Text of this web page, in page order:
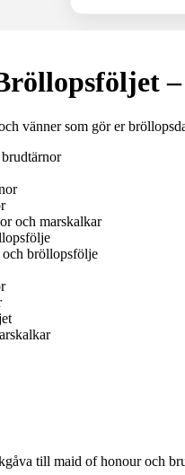
vänner som gör er
till maid of honour och